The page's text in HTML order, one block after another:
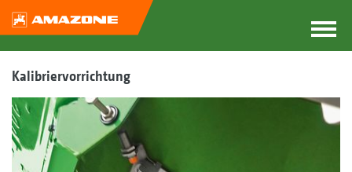
Kalibriervorrichtung